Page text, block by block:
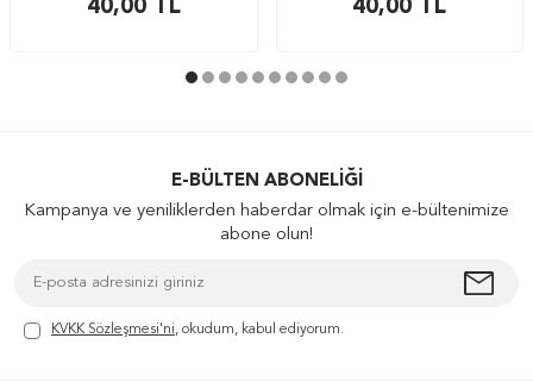
40,00TL 40,00 TL
E-BÜLTEN ABONELIĞI
Kampanya ve yeniliklerden haberdar olmak için e-bültenimize
abone olun!
KVKK Sözleşmesi'ni, okudum, kabul ediyorum.